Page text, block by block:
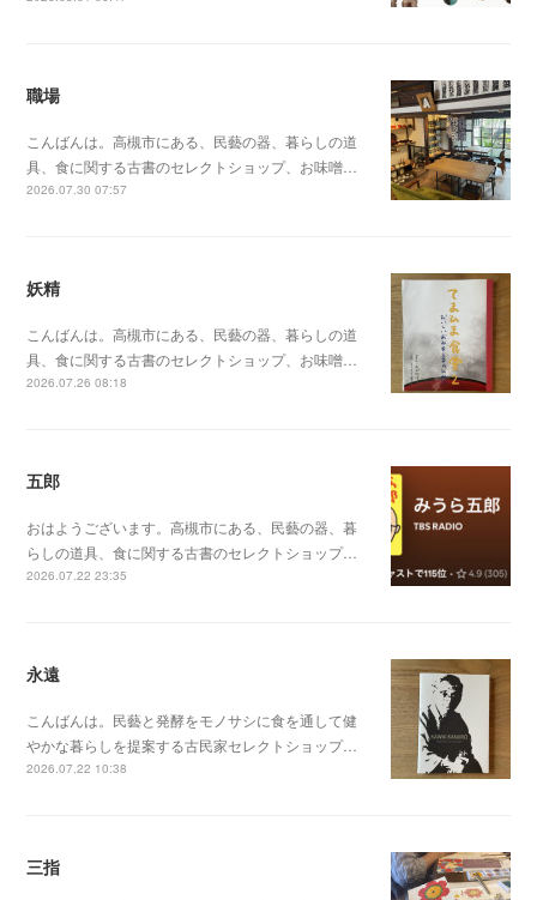
職場
こんばんは。高槻市にある、民藝の器、暮らしの道
具、食に関する古書のセレクトショップ、お味噌…
2026.07.30 07:57
妖精
こんばんは。高槻市にある、民藝の器、暮らしの道
具、食に関する古書のセレクトショップ、お味噌…
2026.07.26 08:18
五郎
おはようございます。高槻市にある、民藝の器、暮
らしの道具、食に関する古書のセレクトショップ…
2026.07.22 23:35
永遠
こんばんは。民藝と発酵をモノサシに食を通して健
やかな暮らしを提案する古民家セレクトショップ…
2026.07.22 10:38
三指